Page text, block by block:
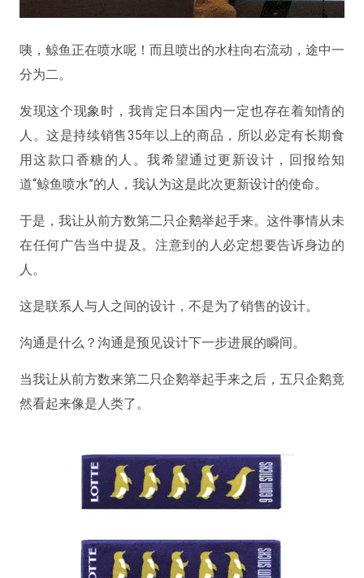
咦，鲸鱼正在喷水呢！而且喷出的水柱向右流动，途中一
分为二。
发现这个现象时，我肯定日本国内一定也存在着知情的
人。这是持续销售35年以上的商品，所以必定有长期食
用这款口香糖的人。我希望通过更新设计，回报给知
道“鲸鱼喷水”的人，我认为这是此次更新设计的使命。
于是，我让从前方数第二只企鹅举起手来。这件事情从未
在任何广告当中提及。注意到的人必定想要告诉身边的
人。
这是联系人与人之间的设计，不是为了销售的设计。
沟通是什么？沟通是预见设计下一步进展的瞬间。
当我让从前方数来第二只企鹅举起手来之后，五只企鹅竟
然看起来像是人类了。